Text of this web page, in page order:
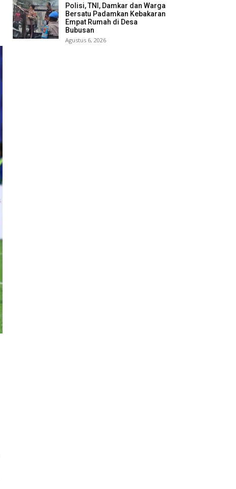
Polisi, TNI, Damkar dan Warga
Bersatu Padamkan Kebakaran
Empat Rumah di Desa
Bubusan
Agustus 6, 2026